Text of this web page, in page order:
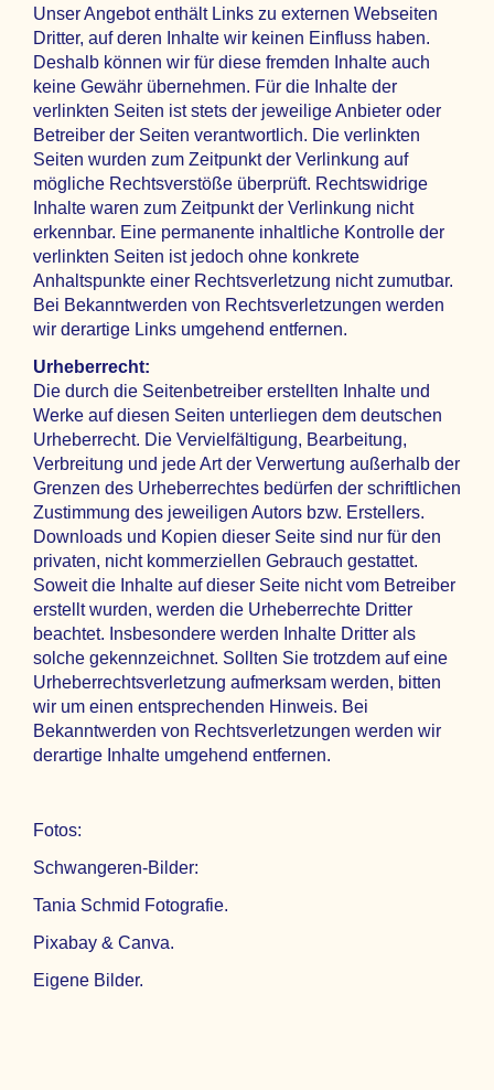
Unser Angebot enthält Links zu externen Webseiten
Dritter, auf deren Inhalte wir keinen Einfluss haben.
Deshalb können wir für diese fremden Inhalte auch
keine Gewähr übernehmen. Für die Inhalte der
verlinkten Seiten ist stets der jeweilige Anbieter oder
Betreiber der Seiten verantwortlich. Die verlinkten
Seiten wurden zum Zeitpunkt der Verlinkung auf
mögliche Rechtsverstöße überprüft. Rechtswidrige
Inhalte waren zum Zeitpunkt der Verlinkung nicht
erkennbar. Eine permanente inhaltliche Kontrolle der
verlinkten Seiten ist jedoch ohne konkrete
Anhaltspunkte einer Rechtsverletzung nicht zumutbar.
Bei Bekanntwerden von Rechtsverletzungen werden
wir derartige Links umgehend entfernen.
Urheberrecht:
Die durch die Seitenbetreiber erstellten Inhalte und
Werke auf diesen Seiten unterliegen dem deutschen
Urheberrecht. Die Vervielfältigung, Bearbeitung,
Verbreitung und jede Art der Verwertung außerhalb der
Grenzen des Urheberrechtes bedürfen der schriftlichen
Zustimmung des jeweiligen Autors bzw. Erstellers.
Downloads und Kopien dieser Seite sind nur für den
privaten, nicht kommerziellen Gebrauch gestattet.
Soweit die Inhalte auf dieser Seite nicht vom Betreiber
erstellt wurden, werden die Urheberrechte Dritter
beachtet. Insbesondere werden Inhalte Dritter als
solche gekennzeichnet. Sollten Sie trotzdem auf eine
Urheberrechtsverletzung aufmerksam werden, bitten
wir um einen entsprechenden Hinweis. Bei
Bekanntwerden von Rechtsverletzungen werden wir
derartige Inhalte umgehend entfernen.
Fotos:
Schwangeren-Bilder:
Tania Schmid Fotografie.
Pixabay & Canva.
Eigene Bilder.